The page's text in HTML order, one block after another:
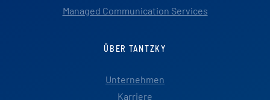
Managed Communication Services
ÜBER TANTZKY
Unternehmen
Karriere